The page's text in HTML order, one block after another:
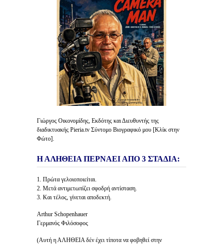
Γιώργος Οικονομίδης, Εκδότης και Διευθυντής της
διαδικτυακής Pieria.tv Σύντομο Βιογραφικό μου [Κλίκ στην
Φώτο].
Η ΑΛΗΘΕΙΑ ΠΕΡΝΑΕΙ ΑΠΟ 3 ΣΤΑΔΙΑ:
1. Πρώτα γελοιοποιείται.
2. Μετά αντιμετωπίζει σφοδρή αντίσταση.
3. Και τέλος, γίνεται αποδεκτή.
Arthur Schopenhauer
Γερμανός Φιλόσοφος
(Αυτή η ΑΛΗΘΕΙΑ δέν έχει τίποτα να φοβηθεί στην